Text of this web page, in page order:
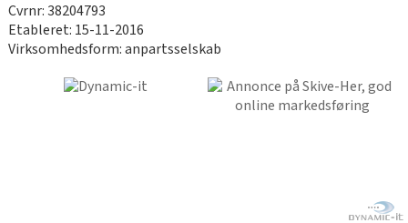
Cvrnr: 38204793
Etableret: 15-11-2016
Virksomhedsform: anpartsselskab